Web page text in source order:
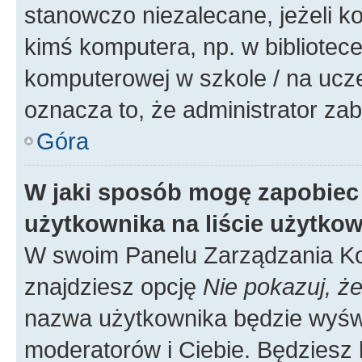
stanowczo niezalecane, jeżeli
kimś komputera, np. w
komputerowej w szkole / na
oznacza to, że administrator
Góra
W jaki sposób mogę
użytkownika na liście
W swoim Panelu Zarządzania
znajdziesz opcję Nie pokazuj,
nazwa użytkownika będzie
moderatorów i Ciebie.